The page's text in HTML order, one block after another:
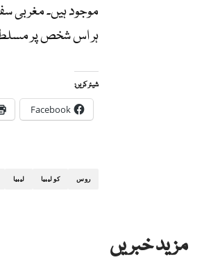
موجود ہیں۔ مغربی
ہر اس شخص پر مسلط
شیئر کریں:
Facebook
روس کو لیبیا لیبیا
مزید خبریں